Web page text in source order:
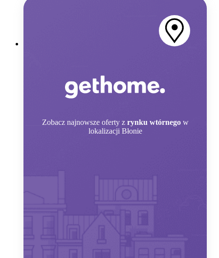
Zobacz najnowsze oferty z rynku wtórnego w
lokalizacji Błonie